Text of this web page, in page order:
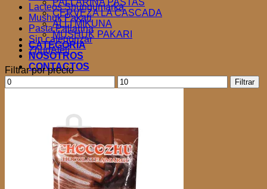
PALLARINA PASTAS
CERVEZA LA CASCADA
ALLI MIKUNA
MUSHUK PAKARI
CATEGORIA
NOSOTROS
CONTACTOS
Acceder
No hay productos en el carrito.
Lacteos Shungumarka
Mushuk Pakari
Pasta Pallarina
Sin categorizar
ZhudAlelí
Filtrar por precio
Precio
mínimo
Precio
máximo
Filtrar